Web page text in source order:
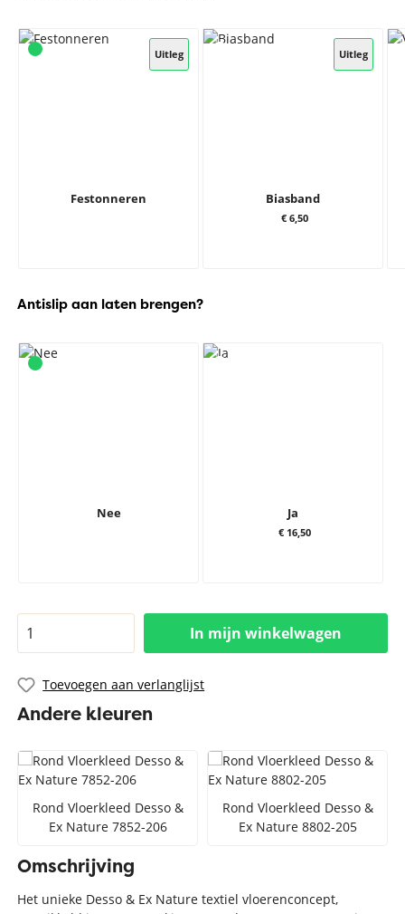
Uitleg
Festonneren
Uitleg
Biasband
€ 6,50
Antislip aan laten brengen?
Nee Ja
€ 16,50
In mijn winkelwagen
Toevoegen aan verlanglijst
Andere kleuren
Rond Vloerkleed Desso &
Ex Nature 7852-206
Rond Vloerkleed Desso &
Ex Nature 8802-205
Omschrijving
Het unieke Desso & Ex Nature textiel vloerenconcept,